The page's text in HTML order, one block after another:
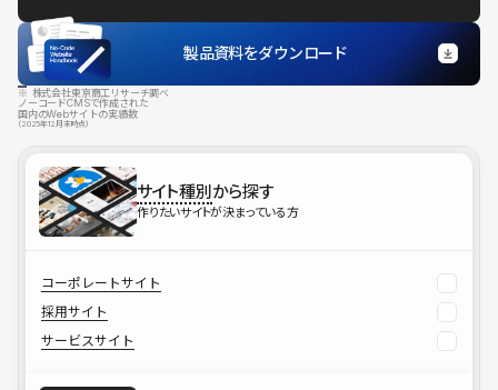
製品資料をダウンロード
※ 株式会社東京商工リサーチ調べ
ノーコードCMSで作成された
国内のWebサイトの実績数
（2025年12月末時点）
サイト種別から探す
作りたいサイトが決まっている方
コーポレートサイト
採用サイト
サービスサイト